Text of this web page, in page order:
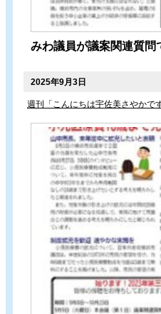
みわ議員が議案関連質問
2025年9月3日
週刊「こんにちは宇佐美さやかです